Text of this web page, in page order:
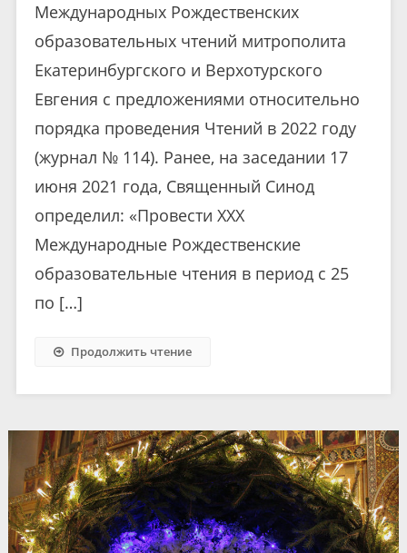
Международных Рождественских
образовательных чтений митрополита
Екатеринбургского и Верхотурского
Евгения с предложениями относительно
порядка проведения Чтений в 2022 году
(журнал № 114). Ранее, на заседании 17
июня 2021 года, Священный Синод
определил: «Провести XXX
Международные Рождественские
образовательные чтения в период с 25
по […]
Продолжить чтение